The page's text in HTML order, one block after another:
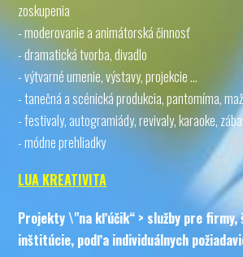
zoskupenia
- moderovanie a animátorská činnosť
- dramatická tvorba, divadlo
- výtvarné umenie, výstavy, projekcie ...
- tanečná a scénická produkcia, pantomíma,
- festivaly, autogramiády, revivaly, karaoke,
- módne prehliadky
LUA KREATIVITA
Projekty \"na kľúčik“ > služby pre firmy,
inštitúcie, podľa individuálnych